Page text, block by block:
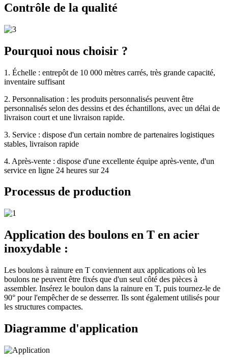
Contrôle de la qualité
Pourquoi nous choisir ?
1. Échelle : entrepôt de 10 000 mètres carrés, très grande capacité,
inventaire suffisant
2. Personnalisation : les produits personnalisés peuvent être
personnalisés selon des dessins et des échantillons, avec un délai de
livraison court et une livraison rapide.
3. Service : dispose d'un certain nombre de partenaires logistiques
stables, livraison rapide
4. Après-vente : dispose d'une excellente équipe après-vente, d'un
service en ligne 24 heures sur 24
Processus de production
Application des boulons en T en acier
inoxydable :
Les boulons à rainure en T conviennent aux applications où les
boulons ne peuvent être fixés que d'un seul côté des pièces à
assembler. Insérez le boulon dans la rainure en T, puis tournez-le de
90° pour l'empêcher de se desserrer. Ils sont également utilisés pour
les structures compactes.
Diagramme d'application